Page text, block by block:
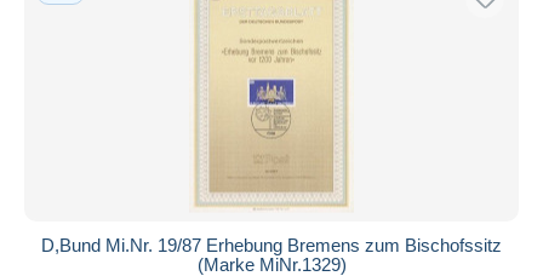
D,Bund Mi.Nr. 19/87 Erhebung Bremens zum Bischofssitz
(Marke MiNr.1329)